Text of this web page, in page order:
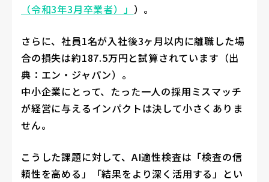
（令和3年3月卒業者）」 ）。
さらに、社員1名が入社後3ヶ月以内に離職した場
合の損失は約187.5万円と試算されています（出
典：エン・ジャパン）。
中小企業にとって、たった一人の採用ミスマッチ
が経営に与えるインパクトは決して小さくありま
せん。
こうした課題に対して、AI適性検査は「検査の信
頼性を高める」「結果をより深く活用する」とい